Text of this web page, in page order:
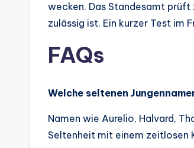
wecken. Das Standesamt
zulässig ist. Ein kurzer Test im
FAQs
Welche seltenen
Namen wie Aurelio, Halvard,
Seltenheit mit einem zeitlosen